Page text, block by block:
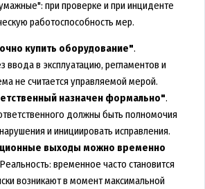
при проверке и при инциденте
работоспособность мер.
купить оборудование".
ввода в эксплуатацию, регламентов и
не считается управляемой мерой.
назначен формально".
должны быть полномочия
и инициировать исправления.
выходы можно временно
временное часто становится
возникают в момент максимальной